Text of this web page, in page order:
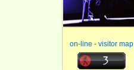
on-line - visitor map